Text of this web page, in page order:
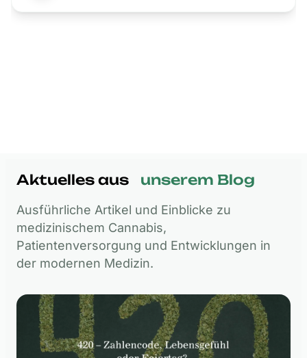
Aktuelles aus unserem Blog
Ausführliche Artikel und Einblicke zu
medizinischem Cannabis,
Patientenversorgung und Entwicklungen in
der modernen Medizin.